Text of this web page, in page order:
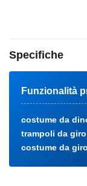
Specifiche
Funzionalità
costume da
trampoli da
costume da